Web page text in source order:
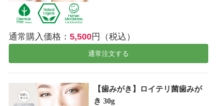
通常購入価格： 5,500円（税込）
通常注文する
【歯みがき】ロイテリ菌歯みが
き 30g